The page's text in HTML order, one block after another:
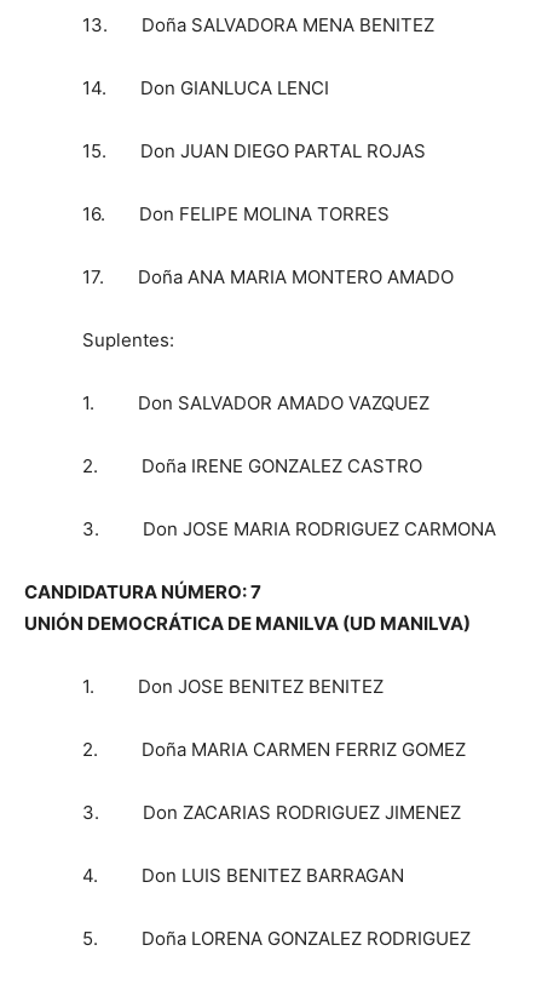
13. Doña SALVADORA MENA BENITEZ
14. Don GIANLUCA LENCI
15. Don JUAN DIEGO PARTAL ROJAS
16. Don FELIPE MOLINA TORRES
17. Doña ANA MARIA MONTERO AMADO
Suplentes:
1. Don SALVADOR AMADO VAZQUEZ
2. Doña IRENE GONZALEZ CASTRO
3. Don JOSE MARIA RODRIGUEZ CARMONA
CANDIDATURA NÚMERO: 7
UNIÓN DEMOCRÁTICA DE MANILVA (UD MANILVA)
1. Don JOSE BENITEZ BENITEZ
2. Doña MARIA CARMEN FERRIZ GOMEZ
3. Don ZACARIAS RODRIGUEZ JIMENEZ
4. Don LUIS BENITEZ BARRAGAN
5. Doña LORENA GONZALEZ RODRIGUEZ